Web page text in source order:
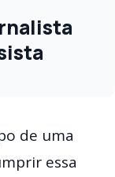
de uma
essa